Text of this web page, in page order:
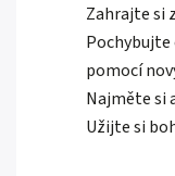
Zahrajte si
pomocí
Najměte si
Užijte si